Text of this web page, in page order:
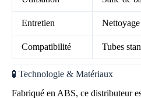
Entretien
Compatibilité Tubes
🧪 Technologie & Matériaux
Fabriqué en ABS, ce distributeur